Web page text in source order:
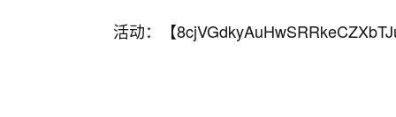
活动：【